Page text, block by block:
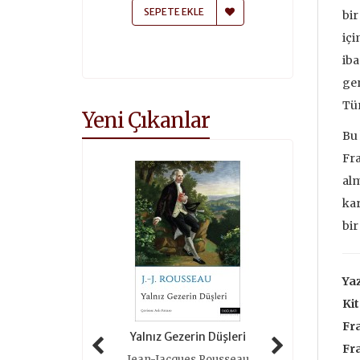
SEPETE EKLE
Yeni Çıkanlar
Yalnız Gezerin Düşleri
bir
Bu
bir